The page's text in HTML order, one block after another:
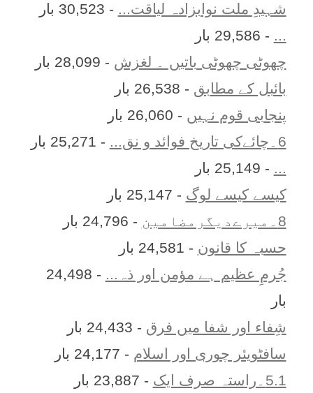
شہیدِ ملت نوابزادہ لیاقت... - 30,523 بار
... - 29,586 بار
چھوٹی چھوٹی باتیں ۔ لغزش - 28,099 بار
بائبل کے مطابق - 26,538 بار
پنجابی قوم نہیں - 26,060 بار
6۔چائےکی تاریخ فوائد و نق...
- 25,271 بار
... - 25,149 بار
کیسے کیسے لوگ - 25,147 بار
8۔میرےدیگرمضامین
- 24,796 بار
حسبہ کا قانون - 24,581 بار
جُرمِ عظیم ہے مؤمن اور ذہ...
- 24,498
بار
شِفاء اور شفا میں فرق - 24,433 بار
سافٹویئر چوری اور اسلام - 24,177 بار
5.1۔راستہ صرف ایک
- 23,887 بار